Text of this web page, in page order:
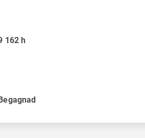
162h